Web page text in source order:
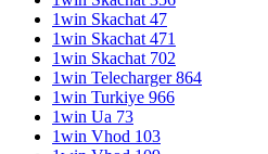
1win Skachat 47
1win Skachat 471
1win Skachat 702
1win Telecharger 864
1win Turkiye 966
1win Ua 73
1win Vhod 103